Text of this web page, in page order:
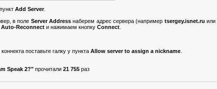
Add Server.
в поле Server Addressнаберем адрес сервера (например tsergey.isnet.ru или
Auto-Reconnect и нажимаем кнопку Connect
поставьте галку у пункта Allow server to assign a nickname
Speak 2?" прочитали 21 755 раз